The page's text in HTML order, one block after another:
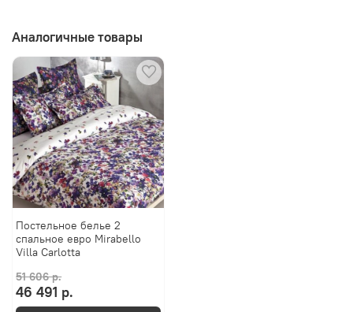
Аналогичные товары
Постельное белье 2
спальное евро Mirabello
Villa Carlotta
51 606 р.
46 491 р.